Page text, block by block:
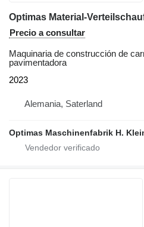
Optimas Material-
Precio a consultar
Maquinaria de construcción de
pavimentadora
2023
Alemania, Saterland
Optimas Maschinenfabrik H.